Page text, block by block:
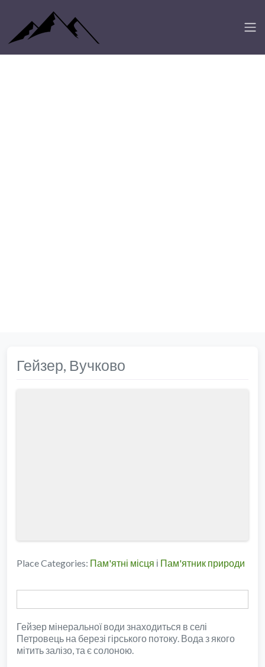
Гейзер, Вучково
Place Categories: Пам'ятні місця і Пам'ятник природи
Гейзер мінеральної води знаходиться в селі
Петровець на березі гірського потоку. Вода з якого
мітить залізо, та є солоною.